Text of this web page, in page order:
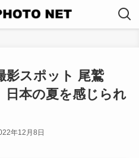
影スポット 尾鷲
日本の夏を感じられ
年12月8日